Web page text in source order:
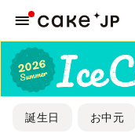
誕生日 お中元